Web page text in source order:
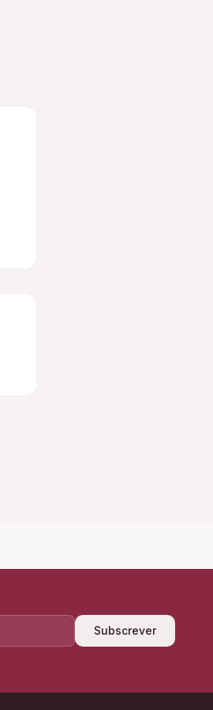
Subscrever